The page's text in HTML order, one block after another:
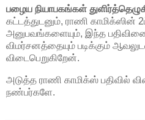
பழைய நியாபகங்கள்
கட்டத்துடனும், ராணி காமிக்ஸின்
அனுபவங்களையும், இந்த
விமர்சனத்தையும் படிக்கும்
விடைபெறுகிறேன்.
அடுத்த ராணி காமிக்ஸ் பதிவில்
நண்பர்களே.